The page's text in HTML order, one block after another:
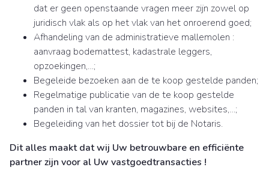
dat er geen openstaande vragen meer zijn zowel op
juridisch vlak als op het vlak van het onroerend goed;
Afhandeling van de administratieve mallemolen :
aanvraag bodemattest, kadastrale leggers,
opzoekingen,…;
Begeleide bezoeken aan de te koop gestelde panden;
Regelmatige publicatie van de te koop gestelde
panden in tal van kranten, magazines, websites,…;
Begeleiding van het dossier tot bij de Notaris.
Dit alles maakt dat wij Uw betrouwbare en efficiënte
partner zijn voor al Uw vastgoedtransacties !